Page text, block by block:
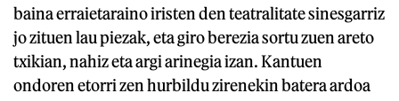
baina erraietaraino iristen den teatralitate sinesgarriz
jo zituen lau piezak, eta giro berezia sortu zuen areto
txikian, nahiz eta argi arinegia izan. Kantuen
ondoren etorri zen hurbildu zirenekin batera ardoa